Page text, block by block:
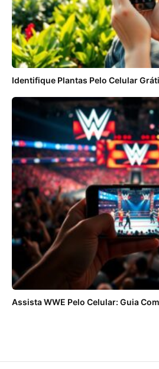
Identifique Plantas Pelo Celular
Assista WWE Pelo Celular: Guia